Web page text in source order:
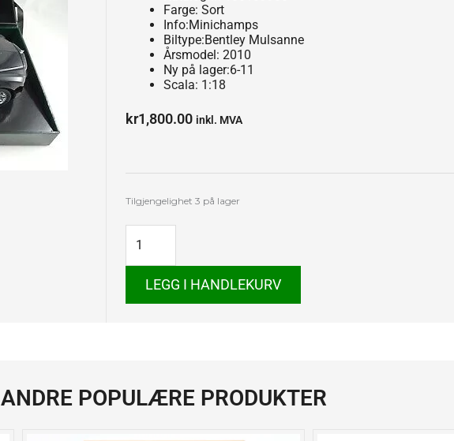
Farge: Sort
Info:Minichamps
Biltype:Bentley Mulsanne
Årsmodel: 2010
Ny på lager:6-11
Scala: 1:18
kr1,800.00 inkl. MVA
Tilgjengelighet 3 på lager
Bentley
antall
LEGG I HANDLEKURV
ANDRE POPULÆRE PRODUKTER